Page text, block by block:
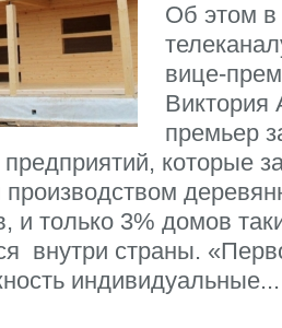
Об этом в
вице-
Виктория
премьер
предприятий, которые
и только 3% домов
внутри страны.
индивидуальные...